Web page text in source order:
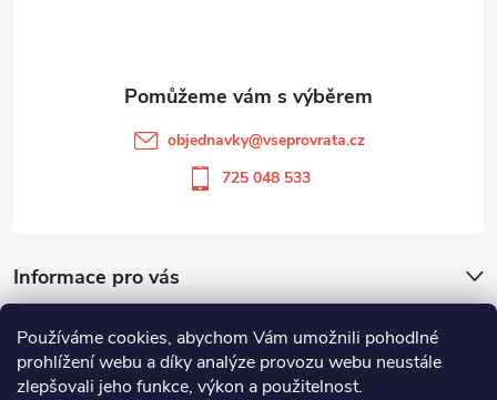
Používáme cookies, abychom Vám umožnili pohodlné
prohlížení webu a díky analýze provozu webu neustále
zlepšovali jeho funkce, výkon a použitelnost.
objednavky@vseprovrata.cz
725 048 533
Informace pro vás
Odstoupit od smlouvy